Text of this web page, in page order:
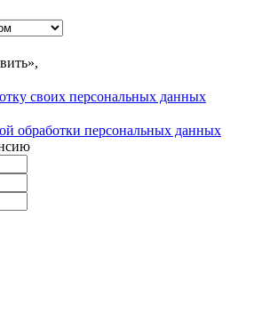
своих персональных данных
обработки персональных данных